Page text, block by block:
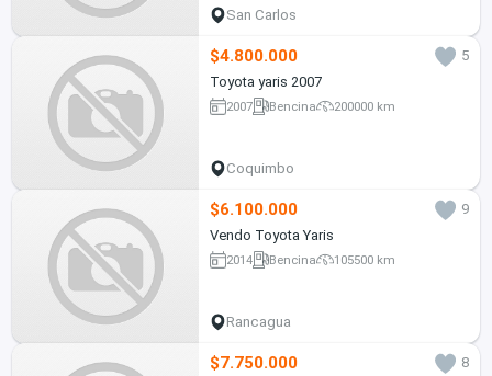
San Carlos
$4.800.000
5
Toyota yaris 2007
2007 Bencina 200000 km
Coquimbo
$6.100.000
9
Vendo Toyota Yaris
2014 Bencina 105500 km
Rancagua
$7.750.000
8